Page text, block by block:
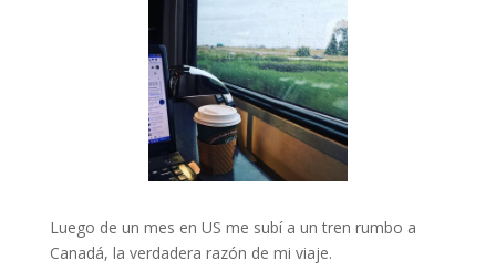
Luego de un mes en US me subí a un tren rumbo a
Canadá, la verdadera razón de mi viaje.